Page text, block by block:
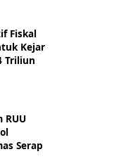
Fiskal
Kejar
Triliun
RUU
Serap